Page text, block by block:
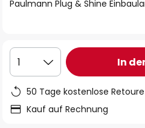
Paulmann Plug & Shine
1 In
50 Tage kostenlose Retoure
Kauf auf Rechnung